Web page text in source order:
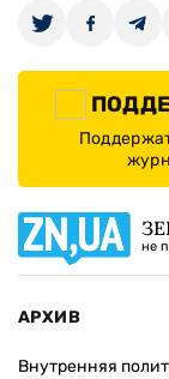
не
АРХИВ
Внутренняя